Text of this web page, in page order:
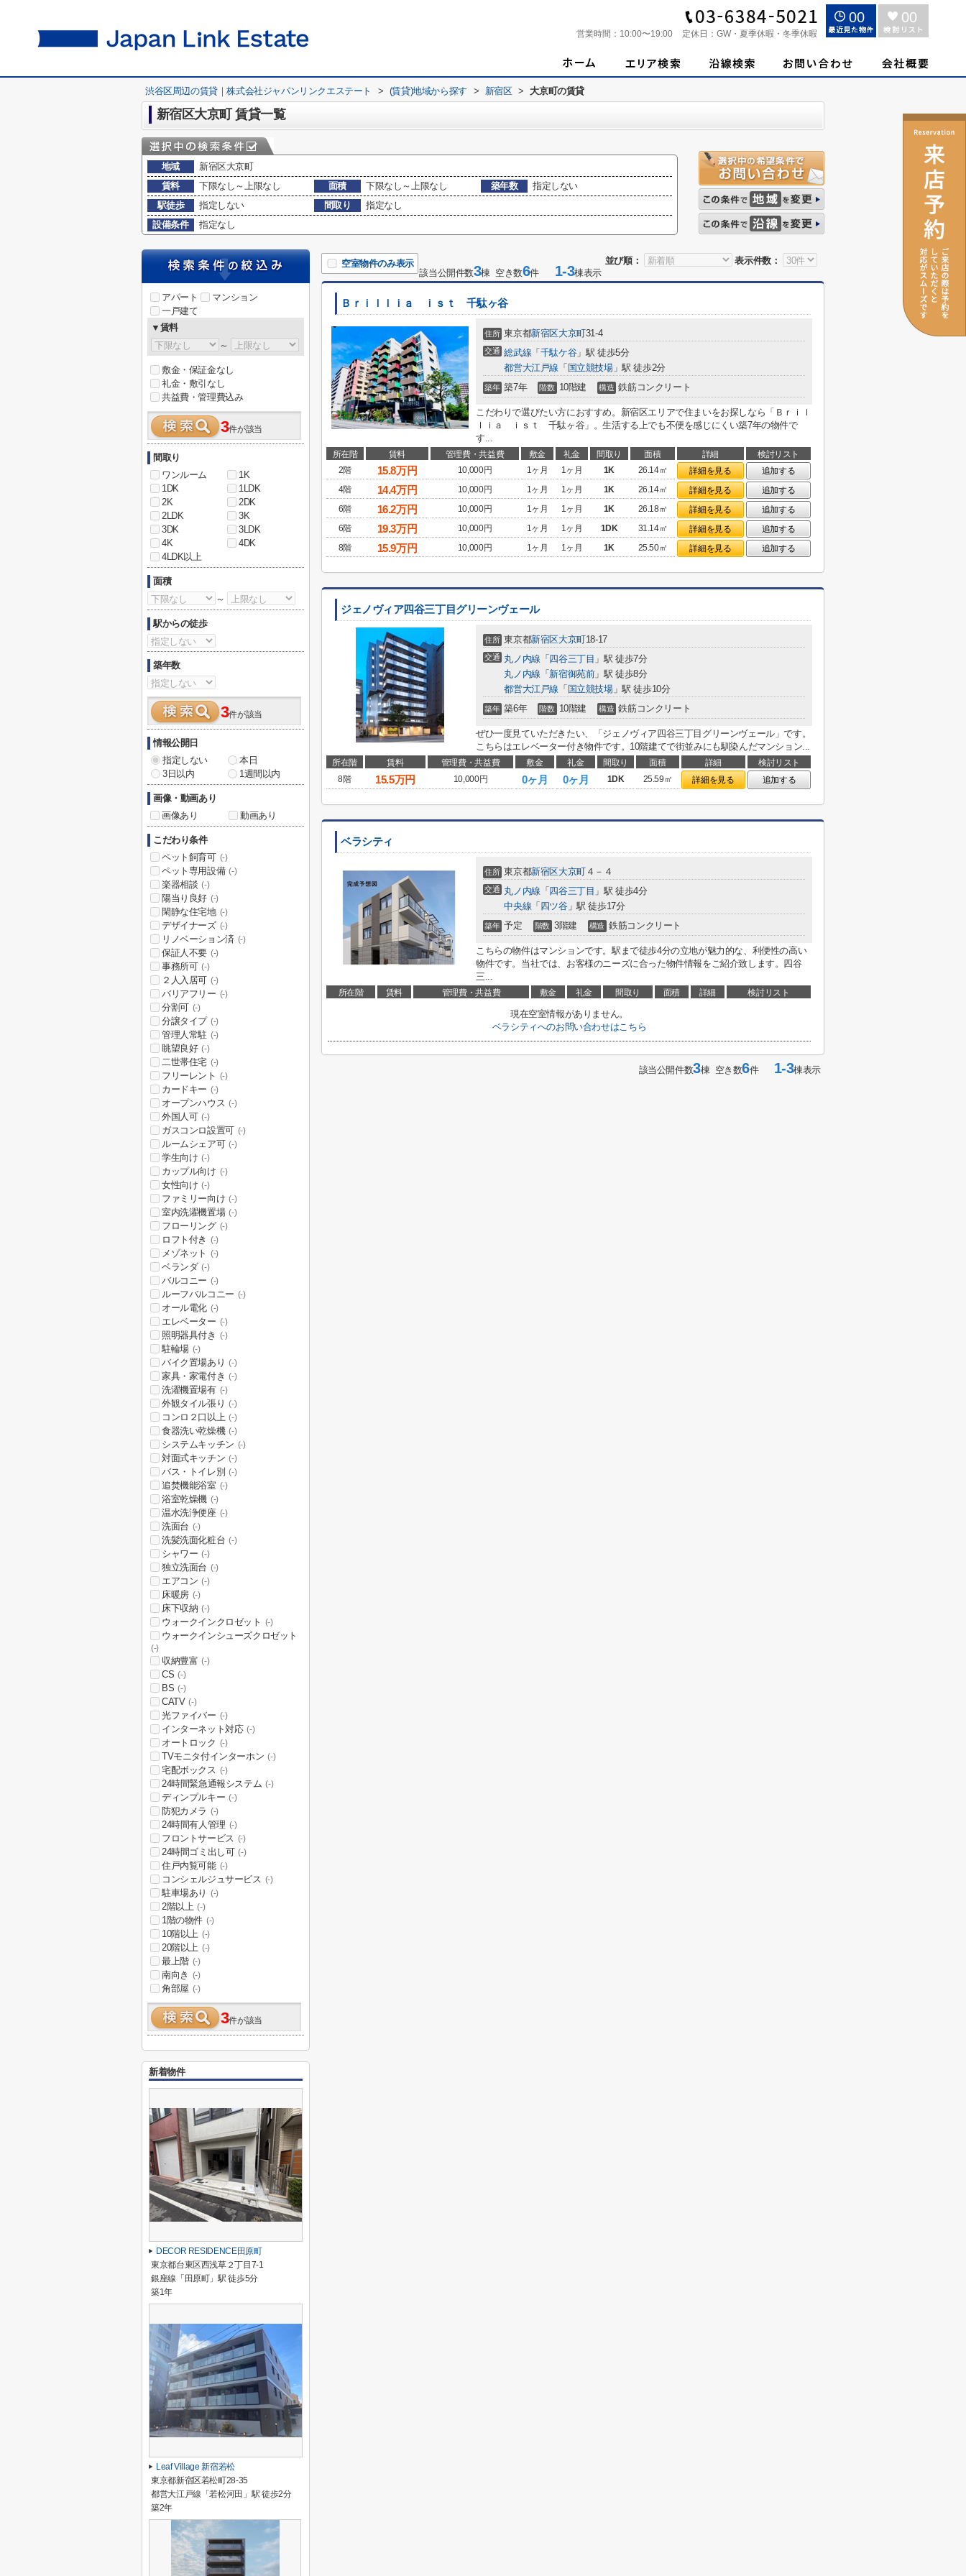
営業時間： 10:00〜19:00 定休日： GW・夏季休暇・冬季休暇
00 00
渋谷区周辺の賃貸｜株式会社ジャパンリンクエステート > (賃貸)地域から探す > 新宿区 > 大京町の賃貸
新宿区大京町 賃貸一覧
地域
新宿区大京町
賃料
下限なし～上限なし 面積 下限なし～上限なし 築年数
指定しない
駅徒歩
指定しない 間取り
指定なし
設備条件
指定なし
並び順： 表示件数：
空室物件のみ表示
該当公開件数3棟 空き数6件 1-3棟表示
Ｂｒｉｌｌｉａ ｉｓｔ 千駄ヶ谷
住所 東京都新宿区大京町31-4
交通 総武線 「 千駄ケ谷」駅 徒歩5分
都営大江戸線 「 国立競技場」駅 徒歩2分
築年 築7年 階数 10階建 構造 鉄筋コンクリート
こだわりで選びたい方におすすめ。新宿区エリアで住まいをお探しなら「Ｂｒｉｌ
ｌｉａ ｉｓｔ 千駄ヶ谷」。生活する上でも不便を感じにくい築7年の物件で
す...
所在階 賃料 管理費・共益費 敷金 礼金 間取り 面積 詳細
検討リスト
2階
15.8万円 10,000円 1ヶ月 1ヶ月 1K 26.14㎡ 詳細を見る
追加する
4階
14.4万円 10,000円 1ヶ月 1ヶ月 1K 26.14㎡ 詳細を見る
追加する
6階
16.2万円 10,000円 1ヶ月 1ヶ月 1K 26.18㎡ 詳細を見る
追加する
6階
19.3万円 10,000円 1ヶ月 1ヶ月 1DK 31.14㎡ 詳細を見る
追加する
8階
15.9万円 10,000円 1ヶ月 1ヶ月 1K 25.50㎡ 詳細を見る 追加する
ジェノヴィア四谷三丁目グリーンヴェール
住所 東京都新宿区大京町18-17
交通 丸ノ内線 「 四谷三丁目 」駅 徒歩7分
丸ノ内線 「 新宿御苑前」駅 徒歩8分
都営大江戸線 「 国立競技場」駅 徒歩10分
築年 築6年 階数 10階建 構造 鉄筋コンクリート
ぜひ一度見ていただきたい、「ジェノヴィア四谷三丁目グリーンヴェール」です。
こちらはエレベーター付き物件です。10階建てで街並みにも馴染んだマンション...
所在階 賃料 管理費・共益費 敷金 礼金 間取り 面積 詳細
検討リスト
8階
15.5万円 10,000円 0ヶ月 0ヶ月 1DK 25.59㎡ 詳細を見る 追加する
ベラシティ
住所 東京都新宿区大京町４－４
交通 丸ノ内線 「 四谷三丁目 」駅 徒歩4分
中央線 「 四ツ谷」駅 徒歩17分
築年 予定 階数 3階建 構造 鉄筋コンクリート
こちらの物件はマンションです。駅まで徒歩4分の立地が魅力的な、利便性の高い
物件です。当社では、お客様のニーズに合った物件情報をご紹介致します。四谷
三...
所在階 賃料 管理費・共益費 敷金 礼金 間取り 面積 詳細 検討リスト
現在空室情報がありません。
ベラシティへのお問い合わせはこちら
該当公開件数3棟 空き数6件1-3棟表示
アパート
マンション
一戸建て
▼賃料
～
敷金・保証金なし
礼金・敷引なし
共益費・管理費込み
3件が該当
間取り
ワンルーム
1K
1DK
1LDK
2K
2DK
2LDK
3K
3DK
3LDK
4K
4DK
4LDK以上
面積
～
駅からの徒歩
築年数
3件が該当
情報公開日
指定しない
本日
3日以内
1週間以内
画像・動画あり
画像あり
動画あり
こだわり条件
ペット飼育可 (-)
ペット専用設備 (-)
楽器相談 (-)
陽当り良好 (-)
閑静な住宅地 (-)
デザイナーズ (-)
リノベーション済 (-)
保証人不要 (-)
事務所可 (-)
２人入居可 (-)
バリアフリー (-)
分割可 (-)
分譲タイプ (-)
管理人常駐 (-)
眺望良好 (-)
二世帯住宅 (-)
フリーレント (-)
カードキー (-)
オープンハウス (-)
外国人可 (-)
ガスコンロ設置可 (-)
ルームシェア可 (-)
学生向け (-)
カップル向け (-)
女性向け (-)
ファミリー向け (-)
室内洗濯機置場 (-)
フローリング (-)
ロフト付き (-)
メゾネット (-)
ベランダ (-)
バルコニー (-)
ルーフバルコニー (-)
オール電化 (-)
エレベーター (-)
照明器具付き (-)
駐輪場 (-)
バイク置場あり (-)
家具・家電付き (-)
洗濯機置場有 (-)
外観タイル張り (-)
コンロ２口以上 (-)
食器洗い乾燥機 (-)
システムキッチン (-)
対面式キッチン (-)
バス・トイレ別 (-)
追焚機能浴室 (-)
浴室乾燥機 (-)
温水洗浄便座 (-)
洗面台 (-)
洗髪洗面化粧台 (-)
シャワー (-)
独立洗面台 (-)
エアコン (-)
床暖房 (-)
床下収納 (-)
ウォークインクロゼット (-)
ウォークインシューズクロゼット
(-)
収納豊富 (-)
CS (-)
BS (-)
CATV (-)
光ファイバー (-)
インターネット対応 (-)
オートロック (-)
TVモニタ付インターホン (-)
宅配ボックス (-)
24時間緊急通報システム (-)
ディンプルキー (-)
防犯カメラ (-)
24時間有人管理 (-)
フロントサービス (-)
24時間ゴミ出し可 (-)
住戸内覧可能 (-)
コンシェルジュサービス (-)
駐車場あり (-)
2階以上 (-)
1階の物件 (-)
10階以上 (-)
20階以上 (-)
最上階 (-)
南向き (-)
角部屋 (-)
3件が該当
新着物件
DECOR RESIDENCE田原町
東京都台東区西浅草２丁目7-1
銀座線「田原町」駅 徒歩5分
築1年
Leaf Village 新宿若松
東京都新宿区若松町28-35
都営大江戸線「若松河田」駅 徒歩2分
築2年